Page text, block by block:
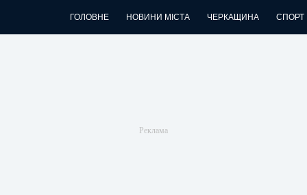
ГОЛОВНЕ НОВИНИ МІСТА ЧЕРКАЩИНА СПОРТ